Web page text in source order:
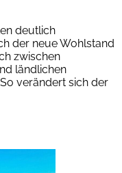
deutlich
der neue Wohlstand
zwischen
ländlichen
verändert sich der